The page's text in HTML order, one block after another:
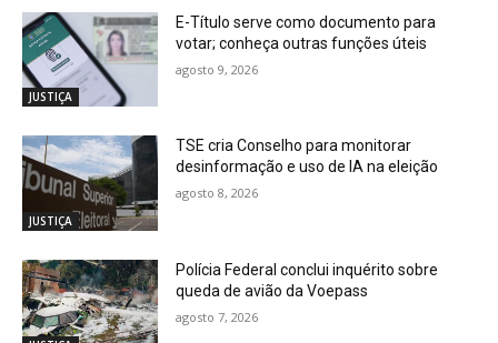
JUSTIÇA
E-Título serve como documento para
votar; conheça outras funções úteis
agosto 9, 2026
JUSTIÇA
TSE cria Conselho para monitorar
desinformação e uso de IA na eleição
agosto 8, 2026
Polícia Federal conclui inquérito sobre
queda de avião da Voepass
agosto 7, 2026